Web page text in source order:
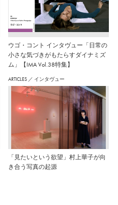
ウゴ・コント インタヴュー「日常の
小さな気づきがもたらすダイナミズ
ム」【IMA Vol.38特集】
ARTICLES ／ インタヴュー
「見たいという欲望」村上華子が向
き合う写真の起源